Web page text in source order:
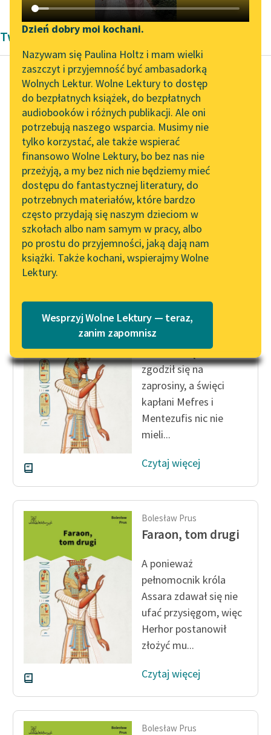
Katalog DAISY
Podkasty o książkach
Zgłoś brak utworu
Aktualności
Zapraszamy na spotkanie
online z tłumaczkami
literatury skandynawskiej
Spotkanie z Katarzyną
Tunkiel w Oslo
Wolne Lektury na 32.
Pol’and’Rock Festivalu
„Kochanek Lady
Chatterley” do słuchania
na Wolnych Lekturach
Nowy audiobook –
„Marzenie o Oriencie”
Lektury szkolne i klasyka
literatury do słuchania dla
uczennic i uczniów z
niepełnosprawnościami
E-kolekcja lektur
szkolnych i literatury do
słuchania dla uczennic i
uczniów z
niepełnosprawnościami
Feministyczne inspiracje.
Popularyzacja
skandynawskiej literatury
feministycznej
Ręce pełne poezji
Kolekcje edukacyjne
twórców przechodzących
do domeny publicznej,
lektur szkolnych oraz
Starego Testamentu
Odkurzamy bohaterów
Szkoła Poezji Wolnych
Lektur
Narzędzia
Mapa Wolnych Lektur
Leśmianator
Przewodnik dla piszących i
czytających
API
OAI-PMH
Widget Wolnych Lektur
Przypisy
Katalog w formacie PDF
Dzień dobry moi kochani.
Nazywam się Paulina Holtz i mam wielki
zaszczyt i przyjemność być ambasadorką
Wolnych Lektur. Wolne Lektury to dostęp
do bezpłatnych książek, do bezpłatnych
audiobooków i różnych publikacji. Ale oni
potrzebują naszego wsparcia. Musimy nie
tylko korzystać, ale także wspierać
finansowo Wolne Lektury, bo bez nas nie
przeżyją, a my bez nich nie będziemy mieć
dostępu do fantastycznej literatury, do
potrzebnych materiałów, które bardzo
często przydają się naszym dzieciom w
szkołach albo nam samym w pracy, albo
po prostu do przyjemności, jaką dają nam
książki. Także kochani, wspierajmy Wolne
Lektury.
Wesprzyj Wolne Lektury — teraz,
zanim zapomnisz
Twórczość Bolesław Prus
Bolesław Prus
Faraon, tom drugi
— Widzisz więc,
dostojny panie —
mówił Hiram — że w
jednym wypadku
kapłani mogliby, a
nawet musieliby...
Czytaj więcej
Faraon, tom drugi
Ramzes chętnie
zgodził się na
zaprosiny, a święci
kapłani Mefres i
Mentezufis nic nie
mieli...
Czytaj więcej
Bolesław Prus
Faraon, tom drugi
A ponieważ
pełnomocnik króla
Assara zdawał się nie
ufać przysięgom, więc
Herhor postanowił
złożyć mu...
Czytaj więcej
Bolesław Prus